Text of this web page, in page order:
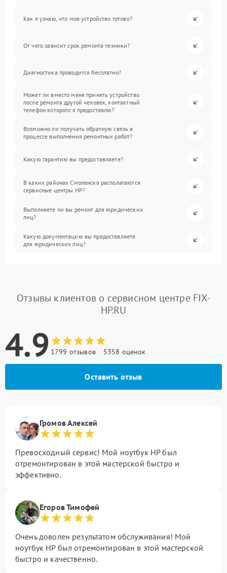
Как я узнаю, что мое устройство готово?
От чего зависит срок ремонта техники?
Диагностика проводится бесплатно?
Может ли вместо меня принять устройство
после ремонта другой человек, контактный
телефон которого я предоставлю?
Возможно ли получать обратную связь в
процессе выполнения ремонтных работ?
Какую гарантию вы предоставляете?
В каких районах Смоленска располагаются
сервисные центры HP?
Выполняете ли вы ремонт для юридических
лиц?
Какую документацию вы предоставляете
для юридических лиц?
Отзывы клиентов о сервисном центре FIX-
HP.RU
4.9 1799 отзывов 5358 оценок
Оставить отзыв
Громов Алексей
Превосходный сервис! Мой ноутбук HP был
отремонтирован в этой мастерской быстро и
эффективно.
Егоров Тимофей
Очень доволен результатом обслуживания! Мой
ноутбук HP был отремонтирован в этой мастерской
быстро и качественно.